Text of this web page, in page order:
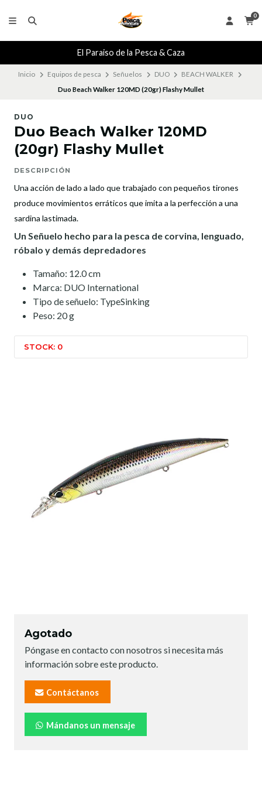
0
El Paraiso de la Pesca & Caza
Inicio Equipos de pesca Señuelos DUO
BEACH WALKER
Duo Beach Walker 120MD (20gr) Flashy Mullet
DUO
Duo Beach Walker 120MD
(20gr) Flashy Mullet
DESCRIPCIÓN
Una acción de lado a lado que trabajado con pequeños tirones
produce movimientos erráticos que imita a la perfección a una
sardina lastimada.
Un Señuelo hecho para la pesca de corvina, lenguado,
róbalo y demás depredadores
Tamaño: 12.0 cm
Marca: DUO International
Tipo de señuelo: TypeSinking
Peso: 20 g
STOCK: 0
Agotado
Póngase en contacto con nosotros si necesita más
información sobre este producto.
Contáctanos
Mándanos un mensaje